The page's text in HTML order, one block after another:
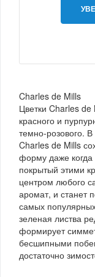
Charles de Mills
Цветки Charles
красного и
темно-розового.
Charles de Mills
форму даже когда
покрытый этими
центром любого
аромат, и станет
самых
зеленая листва
формирует
бесшипными
достаточно